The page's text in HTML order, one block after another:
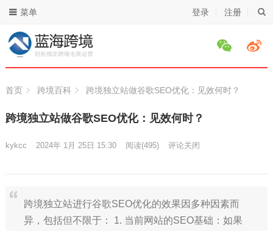
登录 注册
菜单
首页 跨境百科 跨境独立站做谷歌SEO优化：见效何时？
跨境独立站做谷歌SEO优化：见效何时？
kykcc 2024年 1月 25日 15:30 阅读(495) 评论关闭
跨境独立站进行谷歌SEO优化的效果因多种因素而
异，包括但不限于： 1. 当前网站的SEO基础：如果